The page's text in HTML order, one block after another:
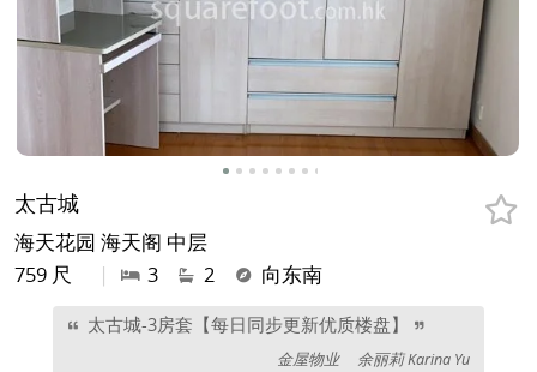
太古城
海天花园 海天阁 中层
759 尺
| 3 2 向东南
太古城-3房套【每日同步更新优质楼盘】
金屋物业 余丽莉 Karina Yu